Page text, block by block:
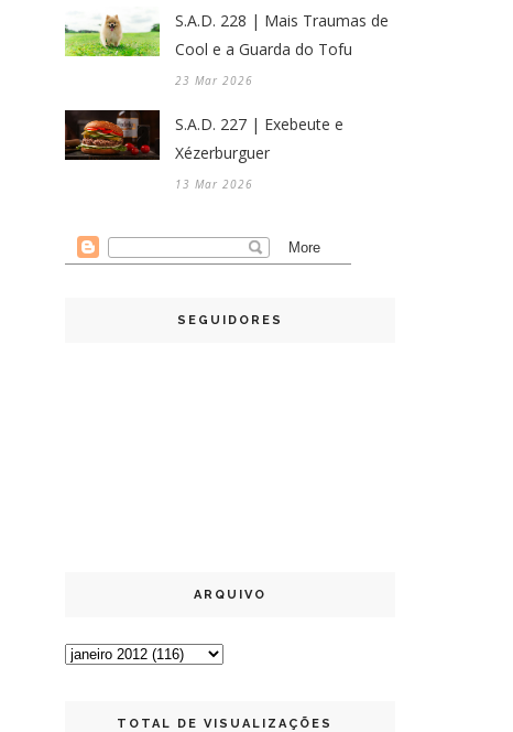
S.A.D. 228 | Mais Traumas de
Cool e a Guarda do Tofu
23 Mar 2026
S.A.D. 227 | Exebeute e
Xézerburguer
13 Mar 2026
SEGUIDORES
ARQUIVO
TOTAL DE VISUALIZAÇÕES